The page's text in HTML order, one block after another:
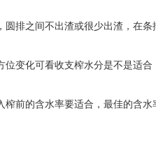
排之间不出渣或很少出渣，在条
变化可看收支榨水分是不是适合
前的含水率要适合，最佳的含水